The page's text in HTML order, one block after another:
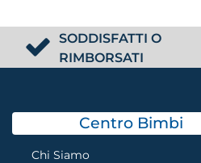
SODDISFATTI O
RIMBORSATI
Centro Bimbi
Chi Siamo